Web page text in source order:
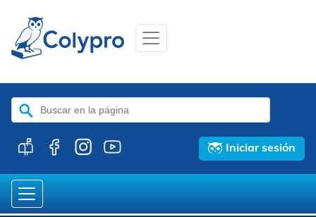
Buscar:
Iniciar sesión